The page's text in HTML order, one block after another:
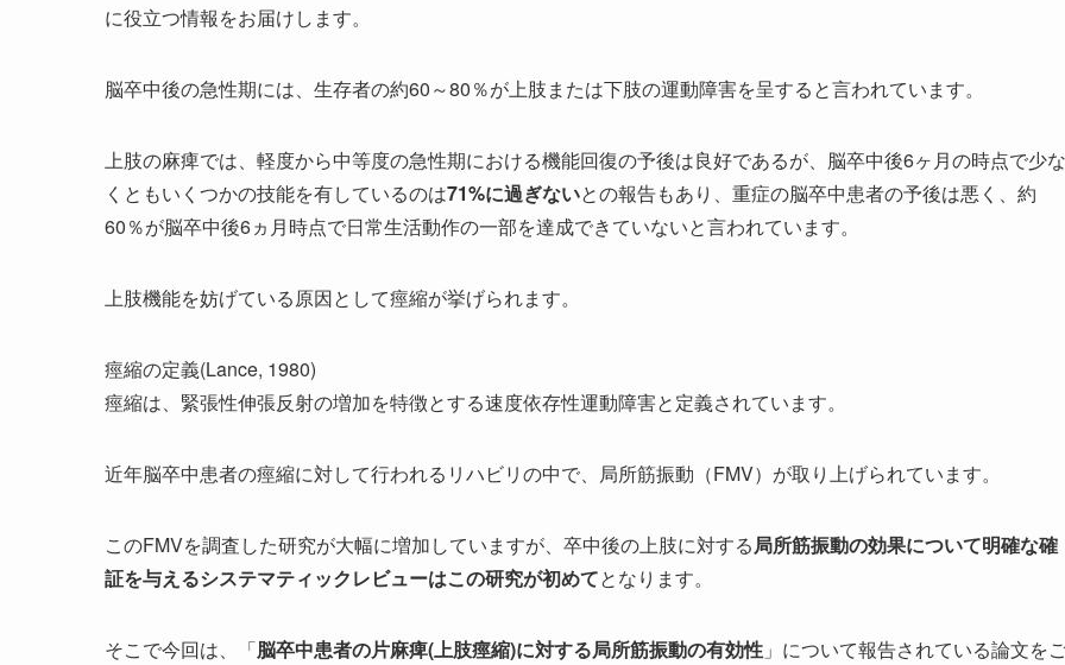
に役立つ情報をお届けします。
脳卒中後の急性期には、生存者の約60～80％が上肢または下肢の運動障害を呈すると言われています。
上肢の麻痺では、 軽度から中等度の急性期における機能回復の予後は良好であるが、脳卒中後6ヶ月の時点で少な
くともいくつかの技能を有しているのは71%に過ぎないとの報告もあり、 重症の脳卒中患者の予後は悪く、約
60％が脳卒中後6ヵ月時点で日常生活動作の一部を達成できていないと言われています。
上肢機能を妨げている原因として痙縮が挙げられます。
痙縮の定義(Lance, 1980)
痙縮は、緊張性伸張反射の増加を特徴とする速度依存性運動障害と定義されています。
近年脳卒中患者の痙縮に対して行われるリハビリの中で、局所筋振動（FMV）が取り上げられています。
このFMVを調査した研究が大幅に増加していますが、卒中後の上肢に対する局所筋振動の効果について明確な確
証を与えるシステマティックレビューはこの研究が初めてとなります。
そこで今回は、「脳卒中患者の片麻痺(上肢痙縮)に対する局所筋振動の有効性 」について報告されている論文を